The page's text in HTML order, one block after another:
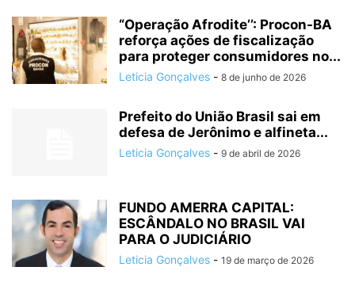
“Operação Afrodite’’: Procon-BA
reforça ações de fiscalização
para proteger consumidores no...
Leticia Gonçalves - 8 de junho de 2026
Prefeito do União Brasil sai em
defesa de Jerônimo e alfineta...
Leticia Gonçalves - 9 de abril de 2026
FUNDO AMERRA CAPITAL:
ESCÂNDALO NO BRASIL VAI
PARA O JUDICIÁRIO
Leticia Gonçalves - 19 de março de 2026